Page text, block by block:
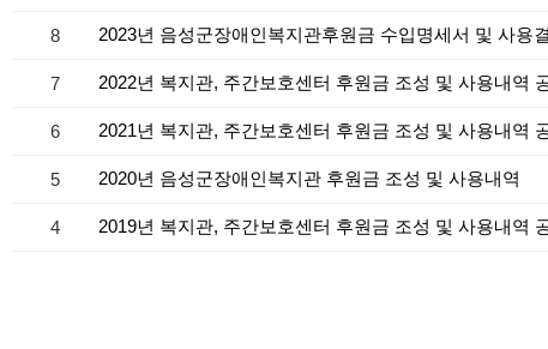
8 2023년 음성군장애인복지관후원금 수입명세서 및 사용
7 2022년 복지관, 주간보호센터 후원금 조성 및 사용내역
6 2021년 복지관, 주간보호센터 후원금 조성 및 사용내역
5 2020년 음성군장애인복지관 후원금 조성 및 사용내역
4 2019년 복지관, 주간보호센터 후원금 조성 및 사용내역